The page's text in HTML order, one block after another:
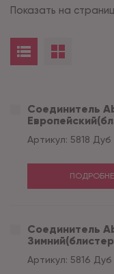
Показать на
Соединитель
Артикул: 5818
Соединитель
Артикул: 5816